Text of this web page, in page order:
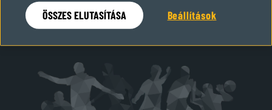
Hamarosan visszatérünk
ÖSSZES ELUTASÍTÁSA Beállítások